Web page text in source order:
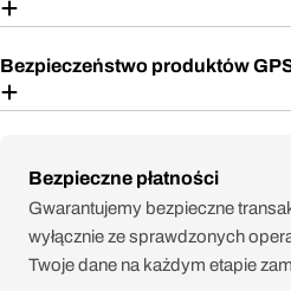
Bezpieczeństwo produktów
Bezpieczne płatności
Metody
płatności
Gwarantujemy bezpieczne
wyłącznie ze sprawdzonych
Twoje dane na każdym etapie